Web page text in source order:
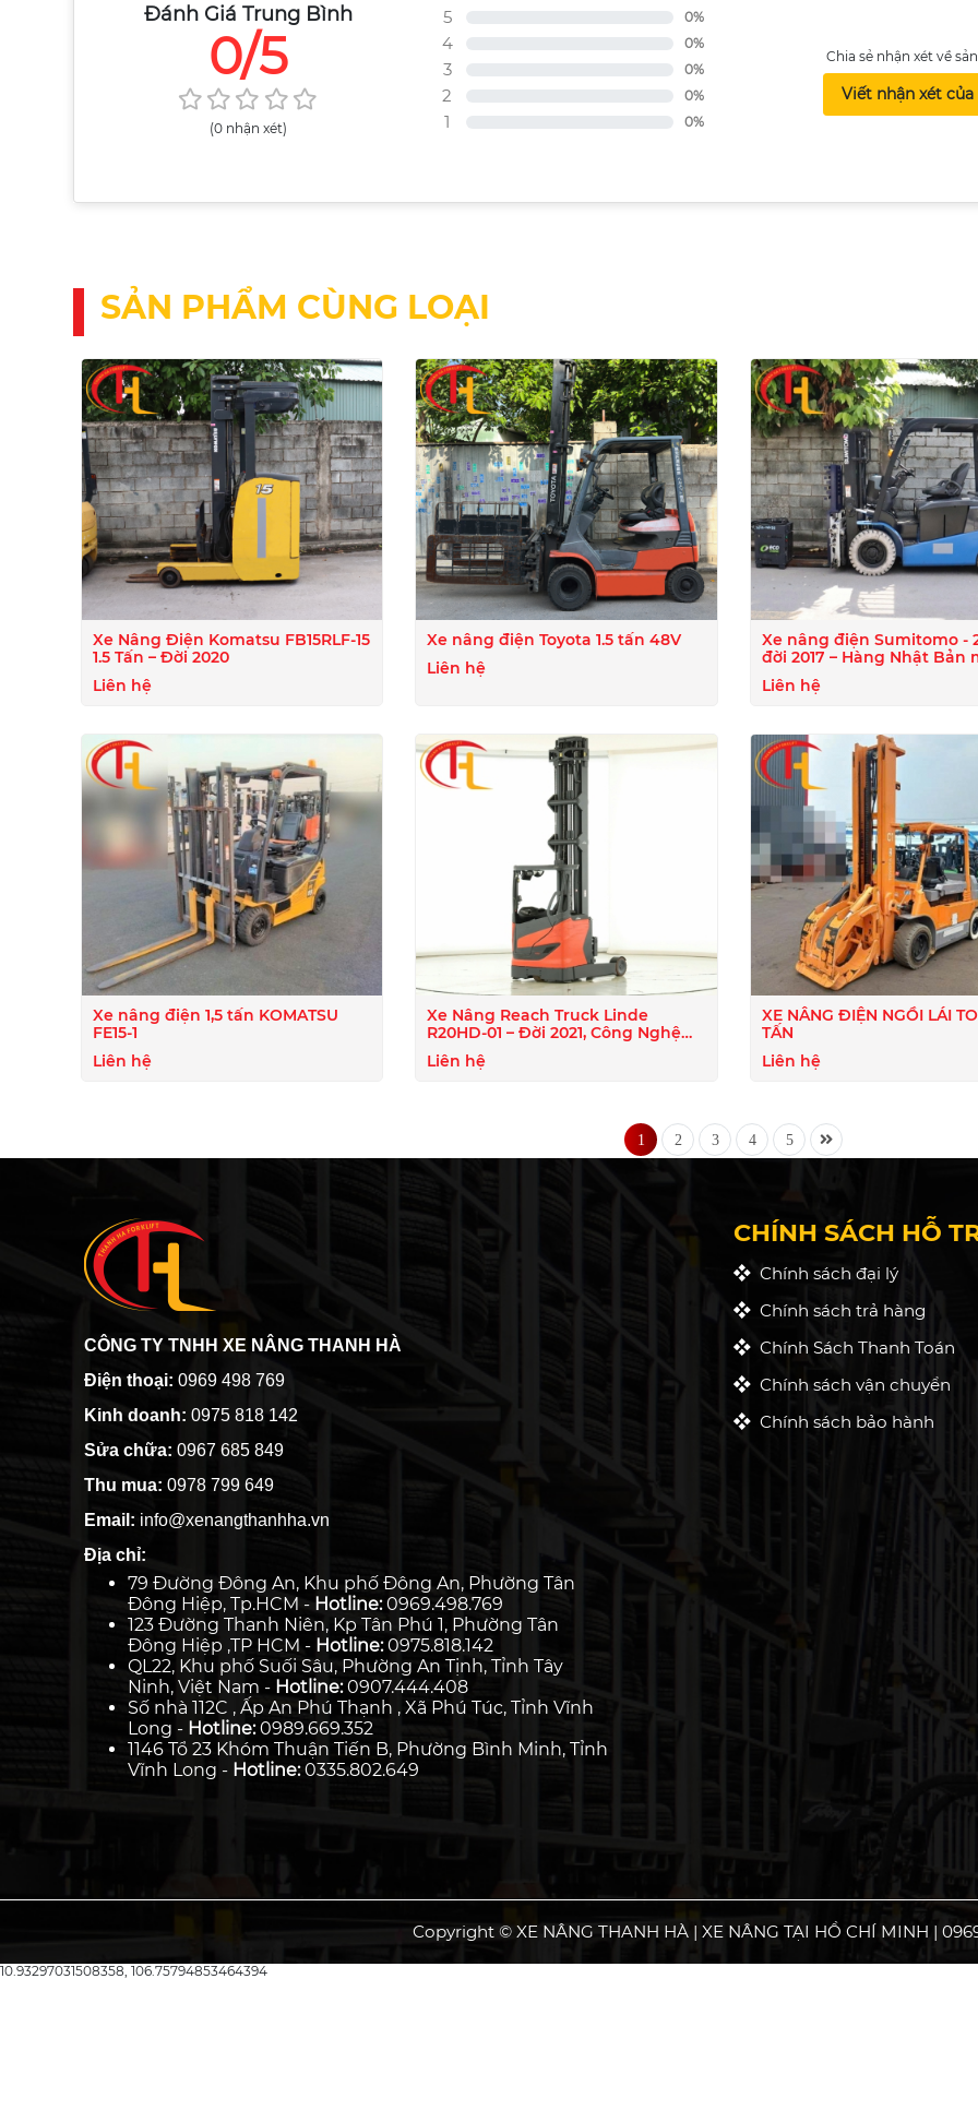
Đánh Giá Trung Bình
0/5
(0 nhận xét)
5 0%
4 0%
3 0%
2 0%
1 0%
Chia sẻ nhận xét về
Viết nhận xét của
SẢN PHẨM CÙNG LOẠI
Xe Nâng Điện Komatsu FB15RLF-15
1.5 Tấn – Đời 2020
Liên hệ
Xe nâng điện Toyota 1.5 tấn 48V
Liên hệ
Xe nâng điện Sumitomo -
đời 2017 – Hàng Nhật Bản
Liên hệ
Xe nâng điện 1,5 tấn KOMATSU
FE15-1
Liên hệ
Xe Nâng Reach Truck Linde
R20HD-01 – Đời 2021, Công Nghệ
Đỉnh Cao
Liên hệ
XE NÂNG ĐIỆN NGỒI LÁI
TẤN
Liên hệ
1 2 3 4 5
CÔNG TY TNHH XE NÂNG THANH HÀ
Điện thoại: 0969 498 769
Kinh doanh: 0975 818 142
Sửa chữa: 0967 685 849
Thu mua: 0978 799 649
Email: info@xenangthanhha.vn
Địa chỉ:
79 Đường Đông An, Khu phố Đông An, Phường Tân
Đông Hiệp, Tp.HCM - Hotline:0969.498.769
123 Đường Thanh Niên, Kp Tân Phú 1, Phường Tân
Đông Hiệp ,TP HCM - Hotline:0975.818.142
QL22, Khu phố Suối Sâu, Phường An Tịnh, Tỉnh Tây
Ninh, Việt Nam - Hotline:0907.444.408
Số nhà 112C , Ấp An Phú Thạnh , Xã Phú Túc, Tỉnh Vĩnh
Long - Hotline:0989.669.352
1146 Tổ 23 Khóm Thuận Tiến B, Phường Bình Minh, Tỉnh
Vĩnh Long - Hotline:0335.802.649
CHÍNH SÁCH HỖ
Chính sách đại lý
Chính sách trả hàng
Chính Sách Thanh Toán
Chính sách vận chuyển
Chính sách bảo hành
Copyright © XE NÂNG THANH HÀ | XE NÂNG TẠI HỒ CHÍ MINH |
10.93297031508358, 106.75794853464394